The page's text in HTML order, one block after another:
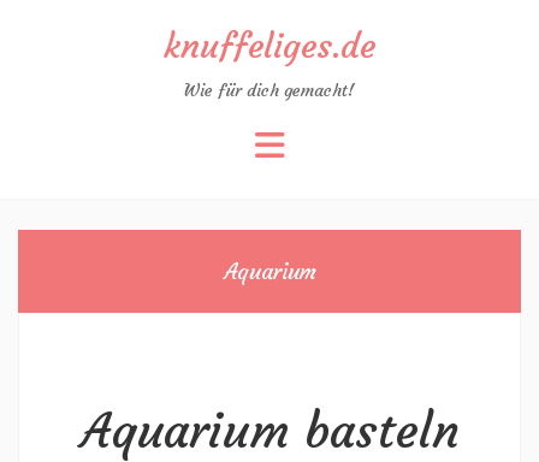
knuffeliges.de
Wie für dich gemacht!
Aquarium
Aquarium basteln